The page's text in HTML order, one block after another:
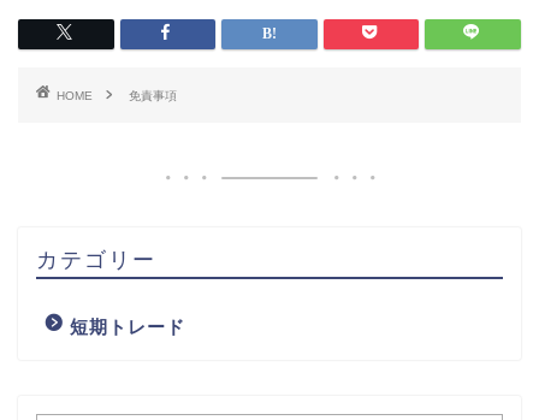
HOME 免責事項
カテゴリー
短期トレード